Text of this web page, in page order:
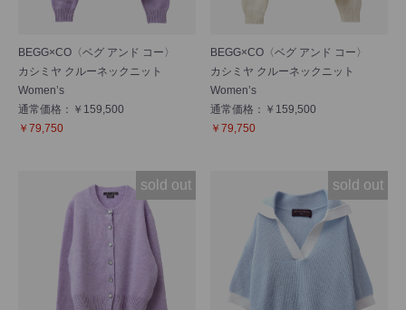
BEGG×CO〈ベグ アンド コー〉
カシミヤ クルーネックニット
Women’s
通常価格：￥159,500
￥79,750
BEGG×CO〈ベグ アンド コー〉
カシミヤ クルーネックニット
Women’s
通常価格：￥159,500
￥79,750
sold out sold out